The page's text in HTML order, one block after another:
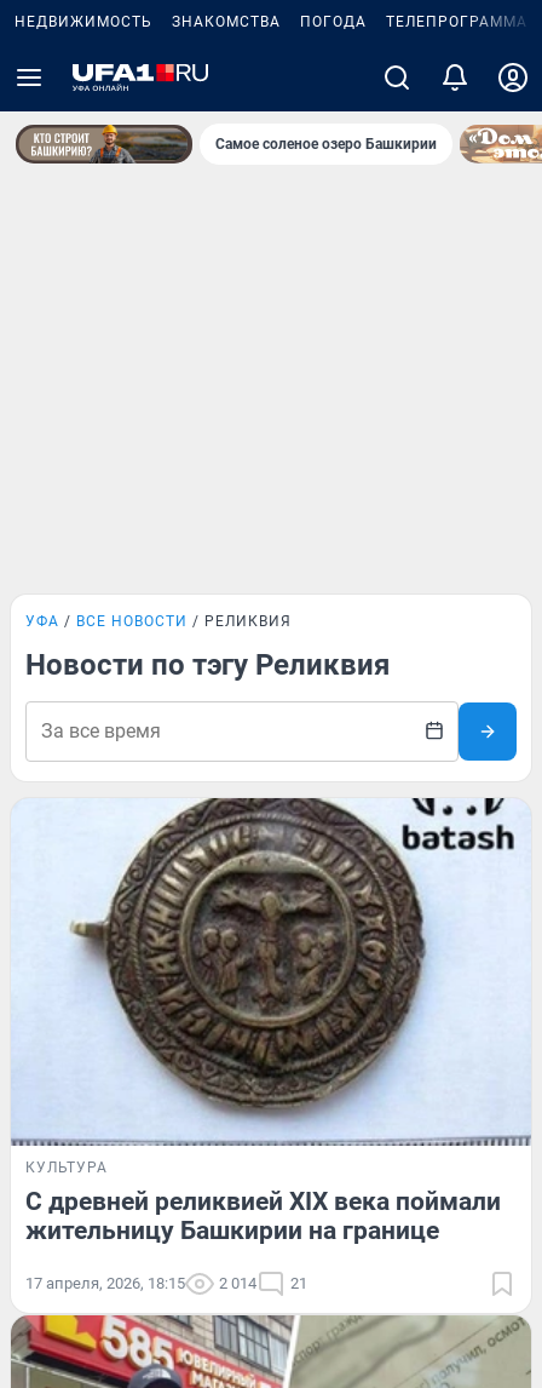
НЕДВИЖИМОСТЬ ЗНАКОМСТВА ПОГОДА ТЕЛЕПРОГРАММА
Самое соленое озеро Башкирии
УФА ВСЕ НОВОСТИ РЕЛИКВИЯ
Новости по тэгу Реликвия
КУЛЬТУРА
С древней реликвией XIX века поймали
жительницу Башкирии на границе
17 апреля, 2026, 18:15 2 014 21